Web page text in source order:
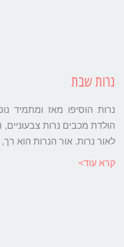
נרות שבת
נרות הוסיפו מאז ומתמיד
הולדת מכבים נרות צבעוניים,
לאור נרות. אור הנרות הוא
קרא עוד>